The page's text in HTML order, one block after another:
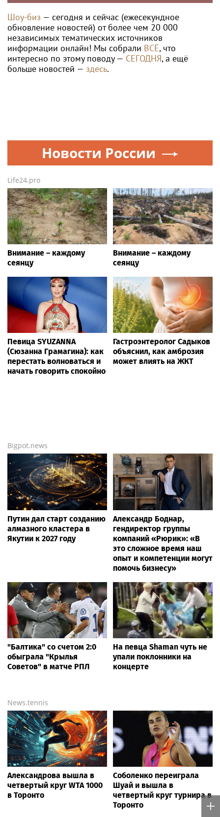
Шоу-биз — сегодня и сейчас (ежесекундное
обновление новостей) от более чем 20 000
независимых тематических источников
информации онлайн! Мы собрали ВСЁ, что
интересно по этому поводу — СЕГОДНЯ, а ещё
больше новостей — здесь.
Новости России
Life24.pro
Внимание – каждому
сеянцу
Внимание – каждому
сеянцу
Певица SYUZANNA
(Сюзанна Грамагина): как
перестать волноваться и
начать говорить спокойно
Гастроэнтеролог Садыков
объяснил, как амброзия
может влиять на ЖКТ
Bigpot.news
Путин дал старт созданию
алмазного кластера в
Якутии к 2027 году
Александр Боднар,
гендиректор группы
компаний «Рюрик»: «В
это сложное время наш
опыт и компетенции могут
помочь бизнесу»
"Балтика" со счетом 2:0
обыграла "Крылья
Советов" в матче РПЛ
На певца Shaman чуть не
упали поклонники на
концерте
News.tennis
Александрова вышла в
четвертый круг WTA 1000
в Торонто
Соболенко переиграла
Шуай и вышла в
четвертый круг турнира в
Торонто